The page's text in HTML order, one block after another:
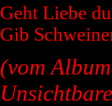
Geht Liebe
Gib
(vom